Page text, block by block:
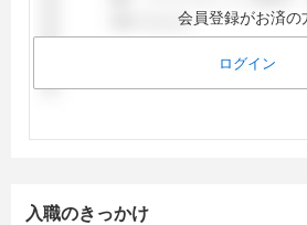
会員登録がお済の
ログイン
入職のきっかけ